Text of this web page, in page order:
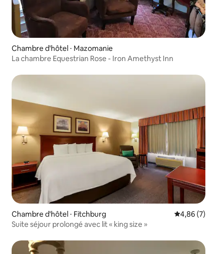
Chambre d'hôtel ⋅ Mazomanie
La chambre Equestrian Rose - Iron Amethyst Inn
Chambre d'hôtel ⋅ Fitchburg Évaluation
4,86 (7)
Suite séjour prolongé avec lit « king size »